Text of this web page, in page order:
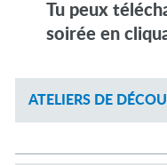
Tu peux
soirée en
ATELIERS DE